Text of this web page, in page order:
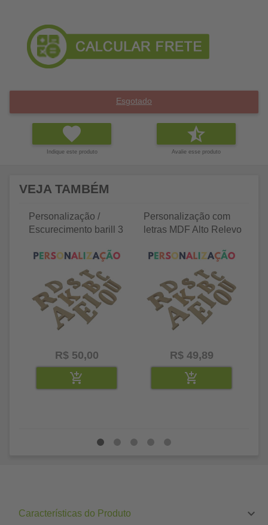
Esgotado
Indique este produto Avalie esse produto
VEJA TAMBÉM
Personalização /
Escurecimento barill 3
R$ 50,00
Personalização com
letras MDF Alto Relevo
R$ 49,89
Características do Produto